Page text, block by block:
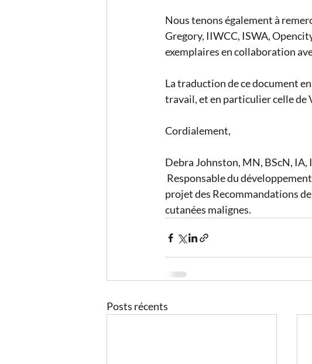
Nous tenons également à
Gregory, IIWCC, ISWA,
exemplaires en collaboration
La traduction de ce document
travail, et en particulier celle de
Cordialement,
Debra Johnston, MN, BScN, IA,
Responsable du
projet des Recommandations
cutanées malignes.
Posts récents